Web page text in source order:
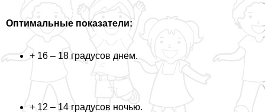
Оптимальные показатели:
+ 16 – 18 градусов днем.
+ 12 – 14 градусов ночью.